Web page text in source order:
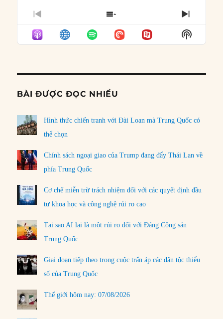
PREVIOUS
EPISODE
SHOW
EPISODES
LIST
NEXT
Show
Podcast
BÀI ĐƯỢC ĐỌC NHIỀU
Hình thức chiến tranh với Đài Loan mà Trung Quốc có
thể chọn
Chính sách ngoại giao của Trump đang đẩy Thái Lan về
phía Trung Quốc
Cơ chế miễn trừ trách nhiệm đối với các quyết định đầu
tư khoa học và công nghệ rủi ro cao
Tại sao AI lại là một rủi ro đối với Đảng Cộng sản
Trung Quốc
Giai đoạn tiếp theo trong cuộc trấn áp các dân tộc thiểu
số của Trung Quốc
Thế giới hôm nay: 07/08/2026